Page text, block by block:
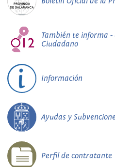
También te informa -
Ciudadano
Información
Ayudas y
Perfil de contratante